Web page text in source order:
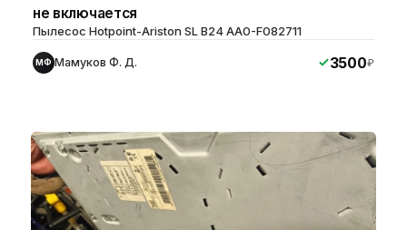
не включается
Пылесос Hotpoint-Ariston SL B24 AA0-F082711
МФ Мамуков Ф. Д. 3500₽